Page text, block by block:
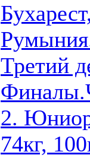
Третий
2.
74кг,